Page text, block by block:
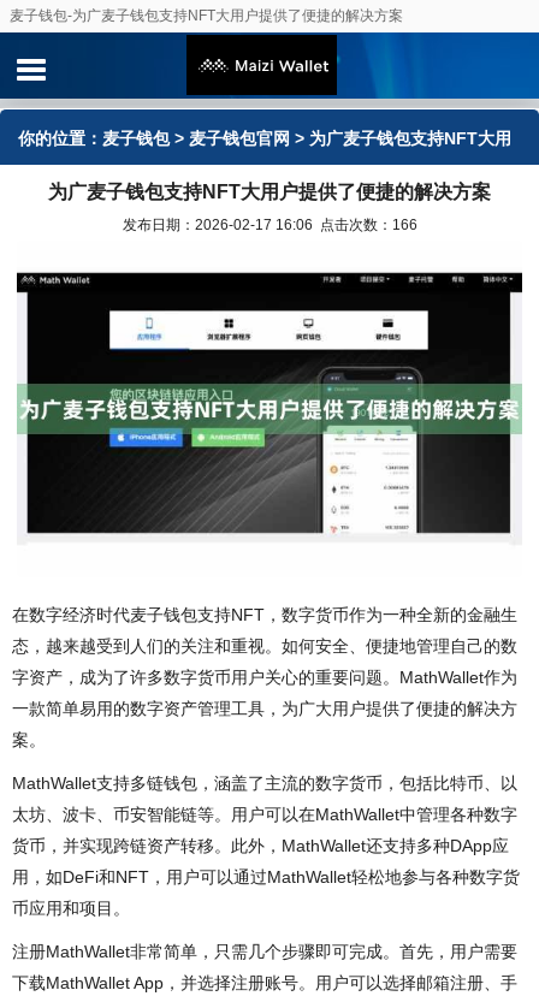
麦子钱包-为广麦子钱包支持NFT大用户提供了便捷的解决方案
你的位置： 麦子钱包> 麦子钱包官网 > 为广麦子钱包支持NFT大用
户提供了便捷的解决方案
为广麦子钱包支持NFT大用户提供了便捷的解决方案
发布日期：2026-02-17 16:06 点击次数：166
在数字经济时代麦子钱包支持NFT，数字货币作为一种全新的金融生
态，越来越受到人们的关注和重视。如何安全、便捷地管理自己的数
字资产，成为了许多数字货币用户关心的重要问题。MathWallet作为
一款简单易用的数字资产管理工具，为广大用户提供了便捷的解决方
案。
MathWallet支持多链钱包，涵盖了主流的数字货币，包括比特币、以
太坊、波卡、币安智能链等。用户可以在MathWallet中管理各种数字
货币，并实现跨链资产转移。此外，MathWallet还支持多种DApp应
用，如DeFi和NFT，用户可以通过MathWallet轻松地参与各种数字货
币应用和项目。
注册MathWallet非常简单，只需几个步骤即可完成。首先，用户需要
下载MathWallet App，并选择注册账号。用户可以选择邮箱注册、手